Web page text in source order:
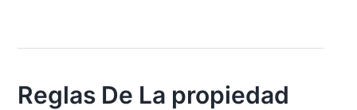
Reglas De La propiedad